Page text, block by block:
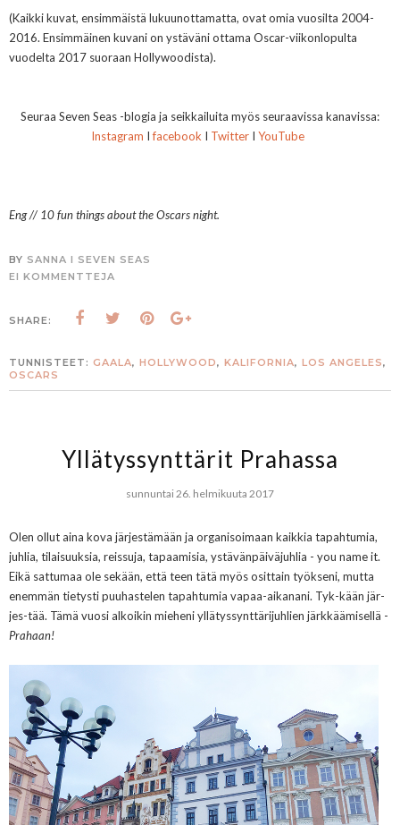
(Kaikki kuvat, ensimmäistä lukuunottamatta, ovat omia vuosilta 2004-
2016. Ensimmäinen kuvani on ystäväni ottama Oscar-viikonlopulta
vuodelta 2017 suoraan Hollywoodista).
Seuraa Seven Seas -blogia ja seikkailuita myös seuraavissa kanavissa:
Instagram Ifacebook I TwitterI YouTube
Eng // 10 fun things about the Oscars night.
BY SANNA I SEVEN SEAS
EI KOMMENTTEJA
SHARE:
TUNNISTEET: GAALA, HOLLYWOOD, KALIFORNIA, LOS ANGELES,
OSCARS
Yllätyssynttärit Prahassa
sunnuntai 26. helmikuuta 2017
Olen ollut aina kova järjestämään ja organisoimaan kaikkia tapahtumia,
juhlia, tilaisuuksia, reissuja, tapaamisia, ystävänpäiväjuhlia - you name it.
Eikä sattumaa ole sekään, että teen tätä myös osittain työkseni, mutta
enemmän tietysti puuhastelen tapahtumia vapaa-aikanani. Tyk-kään jär-
jes-tää. Tämä vuosi alkoikin mieheni yllätyssynttärijuhlien järkkäämisellä -
Prahaan!